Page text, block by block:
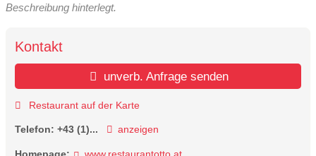
Beschreibung hinterlegt.
Kontakt
unverb. Anfrage senden
Restaurant auf der Karte
Telefon: +43 (1)... anzeigen